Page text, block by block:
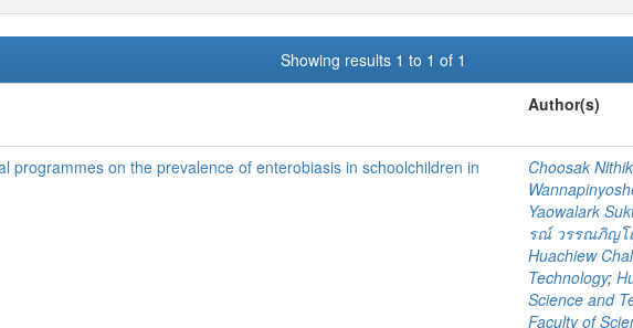
Showing results 1 to 1 of 1
Author(s)
programmes on the prevalence of enterobiasis in schoolchildren in
Choosak
Yaowalark
รณ์ วรรณภิญ
Huachiew
Technology;
Science and
Faculty of